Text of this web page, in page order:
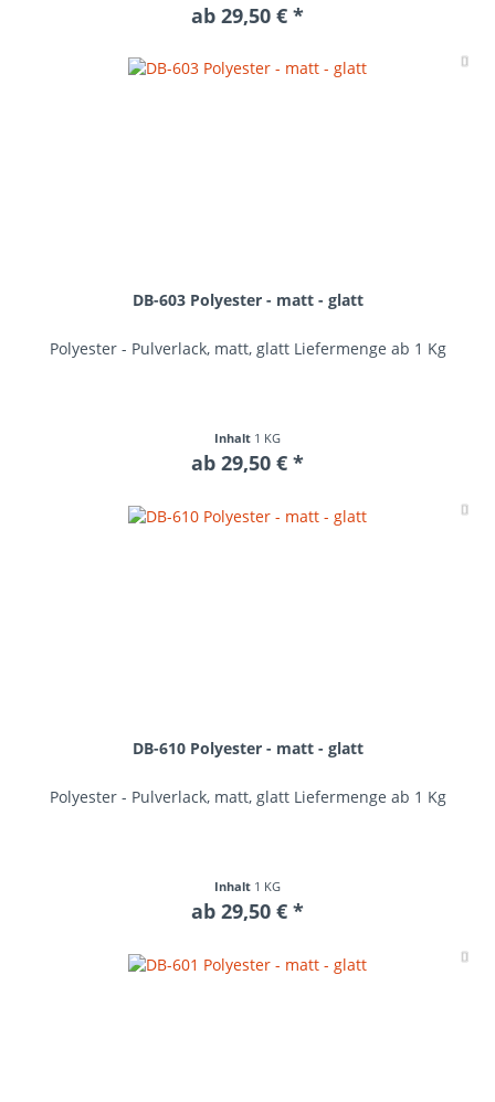
ab 29,50 € *
DB-603 Polyester - matt - glatt
Polyester - Pulverlack, matt, glatt Liefermenge ab 1 Kg
Inhalt 1 KG
ab 29,50 € *
DB-610 Polyester - matt - glatt
Polyester - Pulverlack, matt, glatt Liefermenge ab 1 Kg
Inhalt 1 KG
ab 29,50 € *